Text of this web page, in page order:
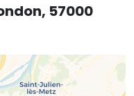
57000